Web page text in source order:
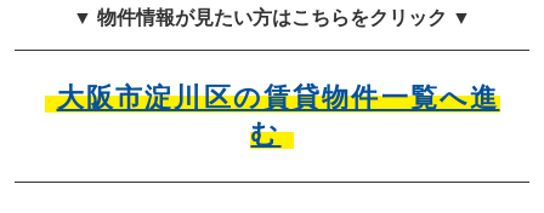
▼ 物件情報が見たい方はこちらをクリック ▼
大阪市淀川区の賃貸物件一覧へ進
む